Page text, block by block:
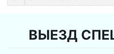
ВЫЕЗД